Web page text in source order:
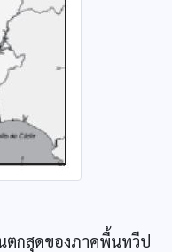
ตกสุดของภาคพื้นทวีป